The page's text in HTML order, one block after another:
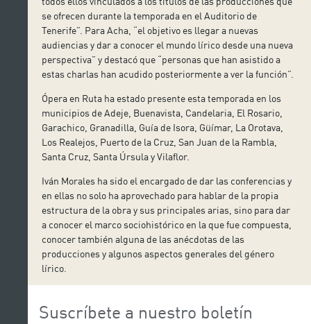
se ofrecen durante la temporada en el Auditorio de
Tenerife”. Para Acha, “el objetivo es llegar a nuevas
audiencias y dar a conocer el mundo lírico desde una nueva
perspectiva” y destacó que “personas que han asistido a
estas charlas han acudido posteriormente a ver la función”.
Ópera en Ruta ha estado presente esta temporada en los
municipios de Adeje, Buenavista, Candelaria, El Rosario,
Garachico, Granadilla, Guía de Isora, Güímar, La Orotava,
Los Realejos, Puerto de la Cruz, San Juan de la Rambla,
Santa Cruz, Santa Úrsula y Vilaflor.
Iván Morales ha sido el encargado de dar las conferencias y
en ellas no solo ha aprovechado para hablar de la propia
estructura de la obra y sus principales arias, sino para dar
a conocer el marco sociohistórico en la que fue compuesta,
conocer también alguna de las anécdotas de las
producciones y algunos aspectos generales del género
lírico.
Suscríbete a nuestro boletín